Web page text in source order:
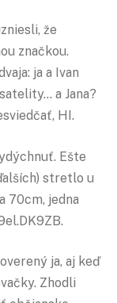
že
značkou.
ja a Ivan
a Jana?
HI.
Ešte
stretlo u
70cm, jedna
ja, aj keď
Zhodli